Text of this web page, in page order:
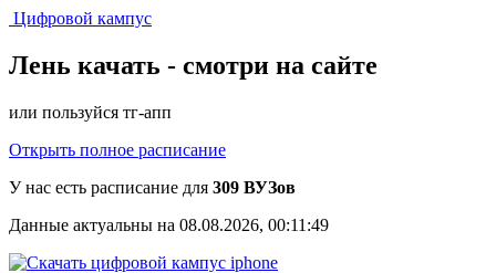
Цифровой кампус
Лень качать - смотри на сайте
или пользуйся тг-апп
Открыть полное расписание
У нас есть расписание для 309 ВУЗов
Данные актуальны на 08.08.2026, 00:11:49